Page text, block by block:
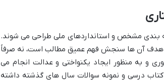
بندی مشخص و استانداردهای ملی طراحی می شوند.
هدف آن ها سنجش فهم عمیق مطالب است، نه صرفاً
و به منظور ایجاد یکنواختی و عدالت انجام می
کتاب درسی و نمونه سوالات سال های گذشته داشته